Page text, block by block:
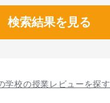
検索結果を見る
学校の授業レビューを探す